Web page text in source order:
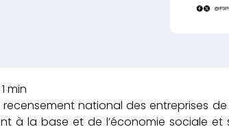
national des entreprises de
à la base et de l’économie sociale et